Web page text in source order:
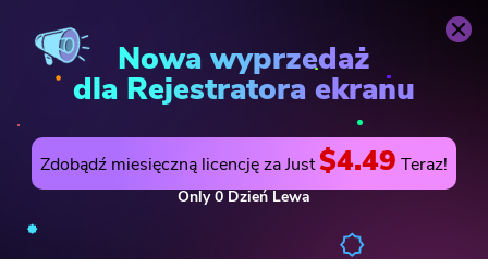
Nowa wyprzedaż
dla Rejestratora ekranu
Zdobądź miesięczną licencję za Just$4.49 Teraz!
Only0 DzieńLewa
PowerMyMac